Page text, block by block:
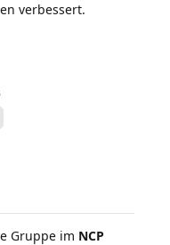
verbessert.
Gruppe im NCP